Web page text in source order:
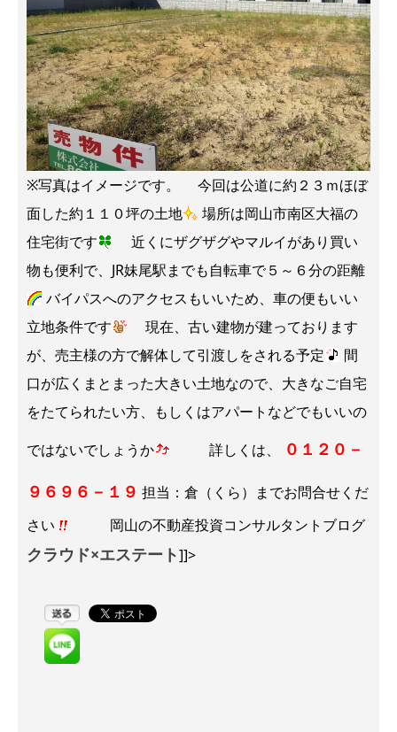
※写真はイメージです。 今回は公道に約２３ｍほぼ
面した約１１０坪の土地
場所は岡山市南区大福の
住宅街です
近くにザグザグやマルイがあり買い
物も便利で、JR妹尾駅までも自転車で５～６分の距離
バイパスへのアクセスもいいため、車の便もいい
立地条件です
現在、古い建物が建っております
が、売主様の方で解体して引渡しをされる予定
間
口が広くまとまった大きい土地なので、大きなご自宅
をたてられたい方、もしくはアパートなどでもいいの
ではないでしょうか
詳しくは、
０１２０－
９６９６－１９ 担当：倉（くら）までお問合せくだ
さい
岡山の不動産投資コンサルタントブログ
クラウド×エステート]]>